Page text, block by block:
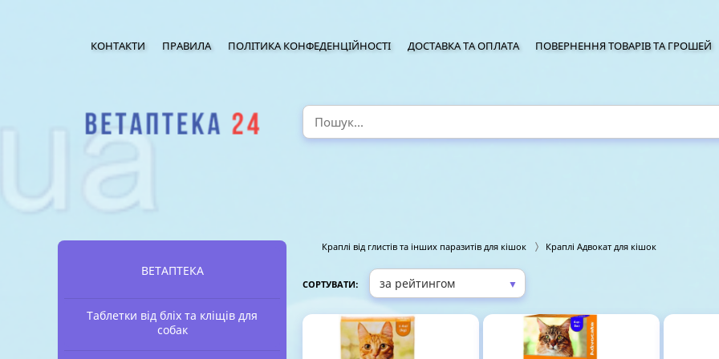
КОНТАКТИ ПРАВИЛА ПОЛІТИКА КОНФЕДЕНЦІЙНОСТІ ДОСТАВКА ТА ОПЛАТА ПОВЕРНЕННЯ ТОВАРІВ ТА ГРОШЕЙ
ВЕТАПТЕКА
Таблетки від бліх та кліщів для
собак
Краплі від глистів та інших паразитів для кішок Краплі Адвокат для кішок
СОРТУВАТИ: ▼